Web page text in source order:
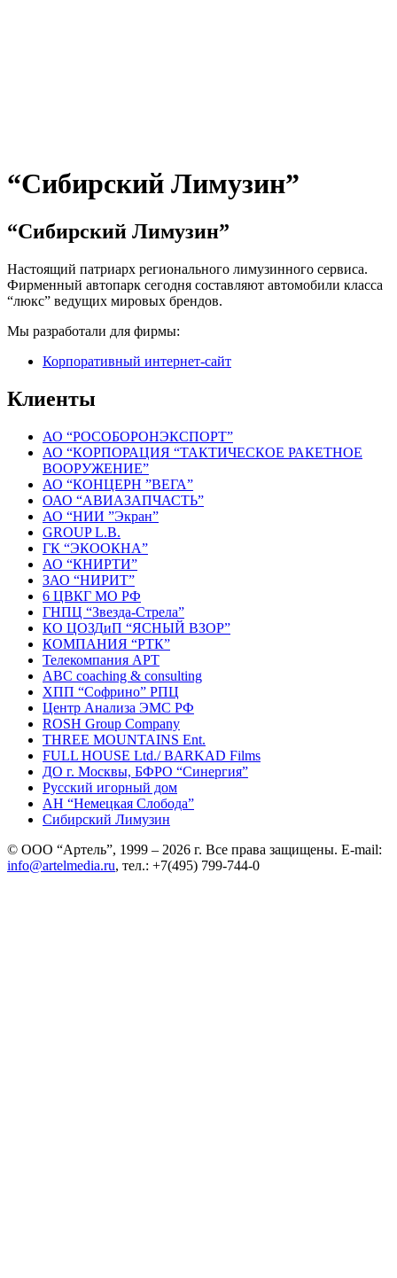
“Сибирский Лимузин”
“Сибирский Лимузин”
Настоящий патриарх регионального лимузинного сервиса.
Фирменный автопарк сегодня составляют автомобили класса
“люкс” ведущих мировых брендов.
Мы разработали для фирмы:
Корпоративный интернет-сайт
Клиенты
АО “РОСОБОРОНЭКСПОРТ”
АО “КОРПОРАЦИЯ “ТАКТИЧЕСКОЕ РАКЕТНОЕ
ВООРУЖЕНИЕ”
АО “КОНЦЕРН ”ВЕГА”
ОАО “АВИАЗАПЧАСТЬ”
АО “НИИ ”Экран”
GROUP L.В.
ГК “ЭКООКНА”
АО “КНИРТИ”
ЗАО “НИРИТ”
6 ЦВКГ МО РФ
ГНПЦ “Звезда-Стрела”
КО ЦОЗДиП “ЯСНЫЙ ВЗОР”
КОМПАНИЯ “РТК”
Телекомпания АРТ
ABC coaching & consulting
ХПП “Софрино” РПЦ
Центр Анализа ЭМС РФ
ROSH Group Company
THREE MOUNTAINS Ent.
FULL HOUSE Ltd./ BARKAD Films
ДО г. Москвы, БФРО “Синергия”
Русский игорный дом
АН “Немецкая Слобода”
Сибирский Лимузин
© ООО “Артель”, 1999 – 2026 г. Все права защищены. E-mail:
info@artelmedia.ru, тел.: +7(495) 799-744-0